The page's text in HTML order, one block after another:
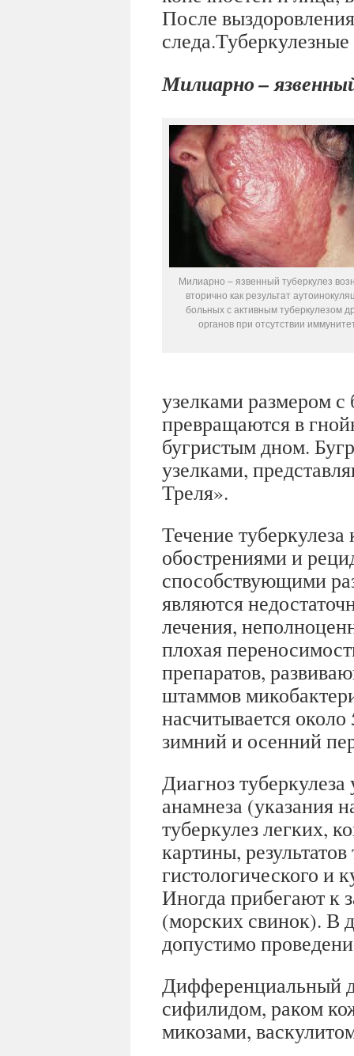
После
Милиарно –
Милиарно – язвенный туберкулез
вторично как результат
больных с активным туберкулезом
органов при отсутствии
узелками размером
превращаются в
бугристым дном.
узелками,
Треля».
Течение
обострениями и
способствующими
являются
лечения,
плохая
препаратов,
штаммов
насчитывается
зимний и осенний
Диагноз
анамнеза (указания
туберкулез легких,
картины,
гистологического и
Иногда прибегают к
(морских свинок). В
допустимо
Дифференциальный
сифилидом, раком
микозами,